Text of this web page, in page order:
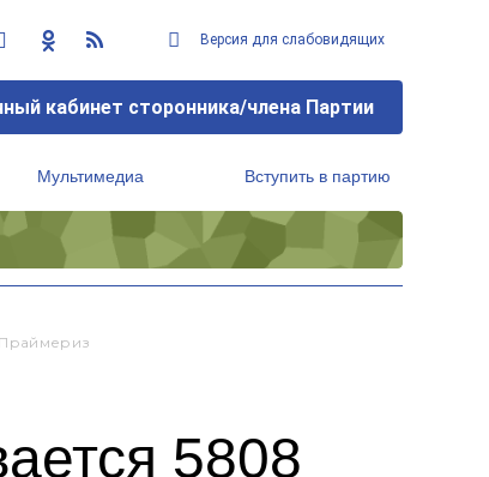
Версия для слабовидящих
кабинет сторонника/члена Партии
Мультимедиа Вступить в партию
5808